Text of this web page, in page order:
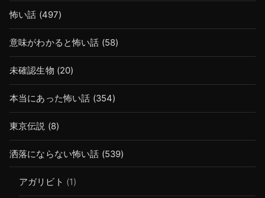
怖い話 (497)
意味がわかると怖い話 (58)
未確認生物 (20)
本当にあった怖い話 (354)
東京伝説 (8)
洒落にならない怖い話 (539)
アガリビト (1)